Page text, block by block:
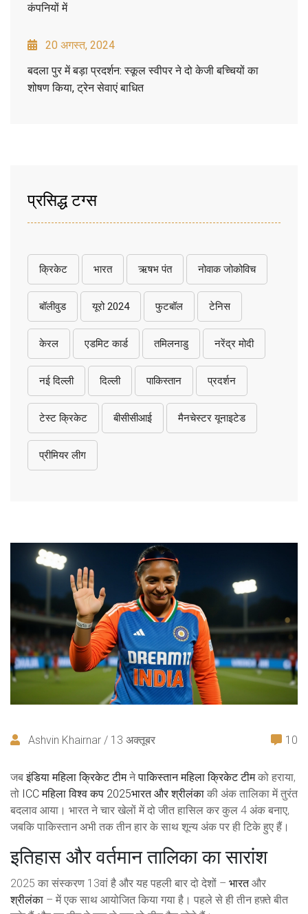
कंपनियों में
20 अगस्त, 2024
बदला पुर में बड़ा प्रदर्शन: स्कूल स्वीपर ने दो केजी बच्चियों का
शोषण किया, ट्रेन सेवाएं बाधित
प्रसिद्ध टग्स
क्रिकेट भारत ऋषभ पंत नोवाक जोकोविच
बॉलीवुड यूरो 2024 फुटबॉल टेनिस
केरल एडमिट कार्ड तमिलनाडु नरेंद्र मोदी
नई दिल्ली दिल्ली पाकिस्तान प्रदर्शन
टेस्ट क्रिकेट बीसीसीआई मैनचेस्टर यूनाइटेड
प्रीमियर लीग
Ashvin Khairnar / 13 अक्तूबर 10
जबइंडिया महिला क्रिकेट टीमनेपाकिस्तान महिला क्रिकेट टीमको हराया,
तो ICC महिला विश्व कप 2025भारत और श्रीलंका की अंक तालिका में तुरंत
बदलाव आया। भारत ने चार खेलों में दो जीत हासिल कर कुल 4 अंक बनाए,
जबकि पाकिस्तान अभी तक तीन हार के साथ शून्य अंक पर ही टिके हुए हैं।
इतिहास और वर्तमान तालिका का सारांश
2025 का संस्करण 13वां है और यह पहली बार दो देशों – भारतऔर
श्रीलंका – में एक साथ आयोजित किया गया है। पहले से ही तीन हफ़्ते बीत